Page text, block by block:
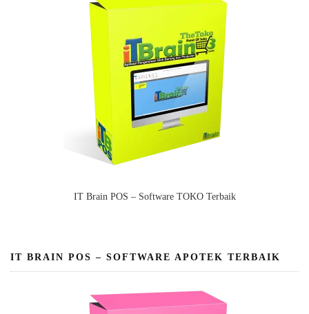
IT Brain POS – Software TOKO Terbaik
IT BRAIN POS – SOFTWARE APOTEK TERBAIK